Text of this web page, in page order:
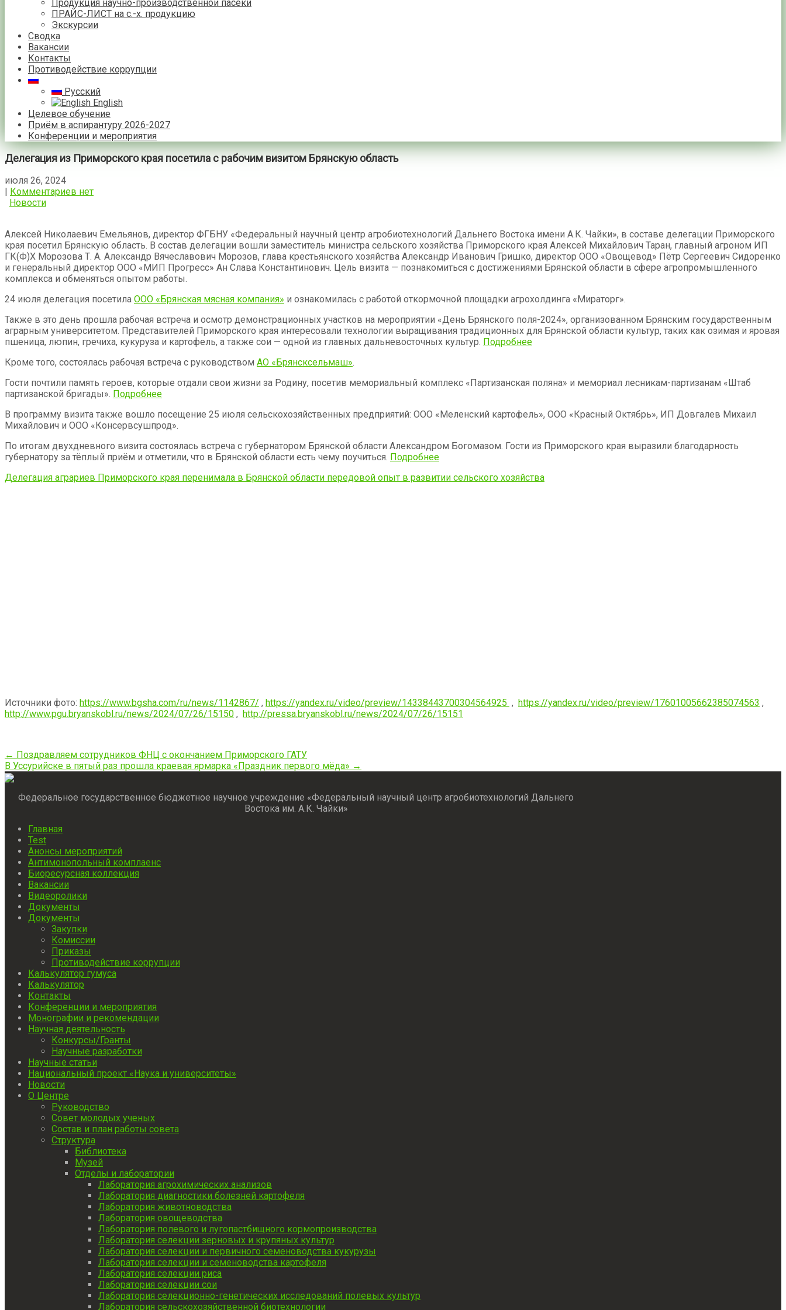
Продукция научно-производственной пасеки
ПРАЙС-ЛИСТ на с.-х. продукцию
Экскурсии
Сводка
Вакансии
Контакты
Противодействие коррупции
Русский
English
Целевое обучение
Приём в аспирантуру 2026-2027
Конференции и мероприятия
Делегация из Приморского края посетила с рабочим визитом Брянскую область
июля 26, 2024
| Комментариев нет
Новости
Алексей Николаевич Емельянов, директор ФГБНУ «Федеральный научный центр агробиотехнологий Дальнего Востока имени А.К. Чайки», в составе делегации Приморского
края посетил Брянскую область. В состав делегации вошли заместитель министра сельского хозяйства Приморского края Алексей Михайлович Таран, главный агроном ИП
ГК(Ф)Х Морозова Т. А. Александр Вячеславович Морозов, глава крестьянского хозяйства Александр Иванович Гришко, директор ООО «Овощевод» Пётр Сергеевич Сидоренко
и генеральный директор ООО «МИП Прогресс» Ан Слава Константинович. Цель визита — познакомиться с достижениями Брянской области в сфере агропромышленного
комплекса и обменяться опытом работы.
24 июля делегация посетила ООО «Брянская мясная компания» и ознакомилась с работой откормочной площадки агрохолдинга «Мираторг».
Также в это день прошла рабочая встреча и осмотр демонстрационных участков на мероприятии «День Брянского поля-2024», организованном Брянским государственным
аграрным университетом. Представителей Приморского края интересовали технологии выращивания традиционных для Брянской области культур, таких как озимая и яровая
пшеница, люпин, гречиха, кукуруза и картофель, а также сои — одной из главных дальневосточных культур. Подробнее
Кроме того, состоялась рабочая встреча с руководством АО «Брянсксельмаш».
Гости почтили память героев, которые отдали свои жизни за Родину, посетив мемориальный комплекс «Партизанская поляна» и мемориал лесникам-партизанам «Штаб
партизанской бригады». Подробнее
В программу визита также вошло посещение 25 июля сельскохозяйственных предприятий: ООО «Меленский картофель», ООО «Красный Октябрь», ИП Довгалев Михаил
Михайлович и ООО «Консервсушпрод».
По итогам двухдневного визита состоялась встреча с губернатором Брянской области Александром Богомазом. Гости из Приморского края выразили благодарность
губернатору за тёплый приём и отметили, что в Брянской области есть чему поучиться. Подробнее
Делегация аграриев Приморского края перенимала в Брянской области передовой опыт в развитии сельского хозяйства
Источники фото: https://www.bgsha.com/ru/news/1142867/ , https://yandex.ru/video/preview/14338443700304564925 , https://yandex.ru/video/preview/17601005662385074563 ,
http://www.pgu.bryanskobl.ru/news/2024/07/26/15150 , http://pressa.bryanskobl.ru/news/2024/07/26/15151
Post
navigation
← Поздравляем сотрудников ФНЦ с окончанием Приморского ГАТУ
В Уссурийске в пятый раз прошла краевая ярмарка «Праздник первого мёда» →
Федеральное государственное бюджетное научное учреждение «Федеральный научный центр агробиотехнологий Дальнего
Востока им. А.К. Чайки»
Главная
Test
Анонсы мероприятий
Антимонопольный комплаенс
Биоресурсная коллекция
Вакансии
Видеоролики
Документы
Документы
Закупки
Комиссии
Приказы
Противодействие коррупции
Калькулятор гумуса
Калькулятор
Контакты
Конференции и мероприятия
Монографии и рекомендации
Научная деятельность
Конкурсы/Гранты
Научные разработки
Научные статьи
Национальный проект «Наука и университеты»
Новости
О Центре
Руководство
Совет молодых ученых
Состав и план работы совета
Структура
Библиотека
Музей
Отделы и лаборатории
Лаборатория агрохимических анализов
Лаборатория диагностики болезней картофеля
Лаборатория животноводства
Лаборатория овощеводства
Лаборатория полевого и лугопастбищного кормопроизводства
Лаборатория селекции зерновых и крупяных культур
Лаборатория селекции и первичного семеноводства кукурузы
Лаборатория селекции и семеноводства картофеля
Лаборатория селекции риса
Лаборатория селекции сои
Лаборатория селекционно-генетических исследований полевых культур
Лаборатория сельскохозяйственной биотехнологии